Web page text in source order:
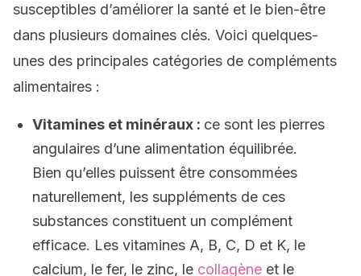
susceptibles d’améliorer la santé et le bien-être
dans plusieurs domaines clés. Voici quelques-
unes des principales catégories de compléments
alimentaires :
Vitamines et minéraux : ce sont les pierres
angulaires d’une alimentation équilibrée.
Bien qu’elles puissent être consommées
naturellement, les suppléments de ces
substances constituent un complément
efficace. Les vitamines A, B, C, D et K, le
calcium, le fer, le zinc, le collagène et le